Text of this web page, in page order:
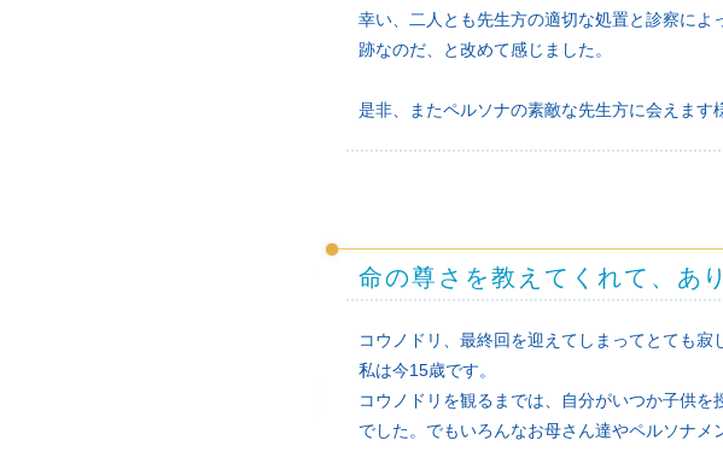
幸い、二人とも先生方の適切な処置と診察に
跡なのだ、と改めて感じました。
是非、またペルソナの素敵な先生方に会えます
命の尊さを教えてくれて、あ
コウノドリ、最終回を迎えてしまってとても寂
私は今15歳です。
コウノドリを観るまでは、自分がいつか子供
でした。でもいろんなお母さん達やペルソナ